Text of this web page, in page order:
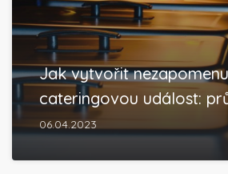
Jak vytvořit
cateringovou událost:
06.04.2023